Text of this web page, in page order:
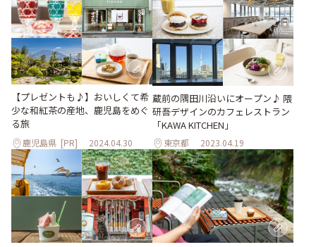
【プレゼントも♪】おいしくて希
少な和紅茶の産地、鹿児島をめぐ
る旅
鹿児島県 [PR] 2024.04.30
蔵前の隅田川沿いにオープン♪ 隈
研吾デザインのカフェレストラン
「KAWA KITCHEN」
東京都 2023.04.19